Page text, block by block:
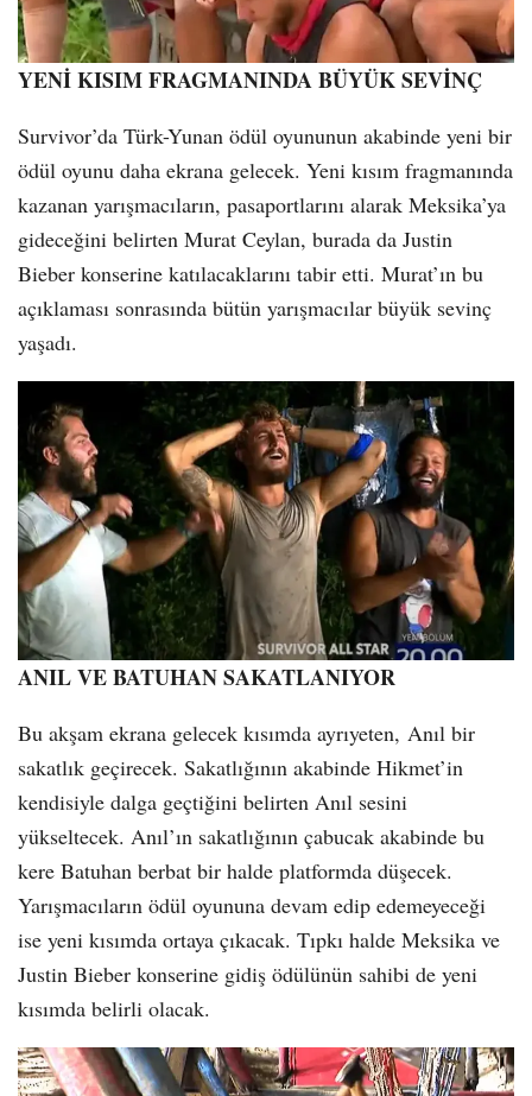
YENİ KISIM FRAGMANINDA BÜYÜK SEVİNÇ
Survivor’da Türk-Yunan ödül oyununun akabinde yeni bir
ödül oyunu daha ekrana gelecek. Yeni kısım fragmanında
kazanan yarışmacıların, pasaportlarını alarak Meksika’ya
gideceğini belirten Murat Ceylan, burada da Justin
Bieber konserine katılacaklarını tabir etti. Murat’ın bu
açıklaması sonrasında bütün yarışmacılar büyük sevinç
yaşadı.
ANIL VE BATUHAN SAKATLANIYOR
Bu akşam ekrana gelecek kısımda ayrıyeten, Anıl bir
sakatlık geçirecek. Sakatlığının akabinde Hikmet’in
kendisiyle dalga geçtiğini belirten Anıl sesini
yükseltecek. Anıl’ın sakatlığının çabucak akabinde bu
kere Batuhan berbat bir halde platformda düşecek.
Yarışmacıların ödül oyununa devam edip edemeyeceği
ise yeni kısımda ortaya çıkacak. Tıpkı halde Meksika ve
Justin Bieber konserine gidiş ödülünün sahibi de yeni
kısımda belirli olacak.